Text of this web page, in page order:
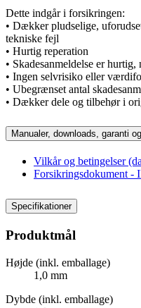
Dette indgår i forsikringen:
• Dækker pludselige,
tekniske fejl
• Hurtig reperation
• Skadesanmeldelse er
• Ingen selvrisiko eller
• Ubegrænset antal
• Dækker dele og tilbehør i
Manualer, downloads, garanti
Vilkår og betingelser
Forsikringsdokument -
Specifikationer
Produktmål
Højde (inkl. emballage)
1,0 mm
Dybde (inkl. emballage)